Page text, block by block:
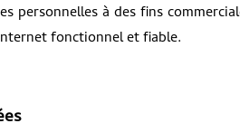
personnelles à des fins
fonctionnel et fiable.